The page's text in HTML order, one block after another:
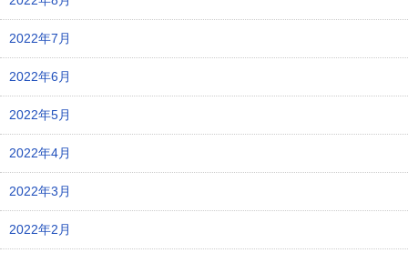
2022年7月
2022年6月
2022年5月
2022年4月
2022年3月
2022年2月